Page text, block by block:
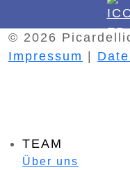
© 2026
Impressum |
TEAM
Über uns